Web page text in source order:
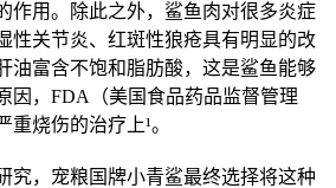
作用。除此之外，鲨鱼肉对很多炎症
性关节炎、红斑性狼疮具有明显的改
油富含不饱和脂肪酸，这是鲨鱼能够
因，FDA（美国食品药品监督管理
烧伤的治疗上¹。
究，宠粮国牌小青鲨最终选择将这种